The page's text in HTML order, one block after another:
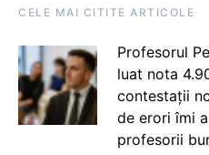
CELE MAI CITITE ARTICOLE
Profesorul
luat nota
contestații
de erori îmi
profesorii